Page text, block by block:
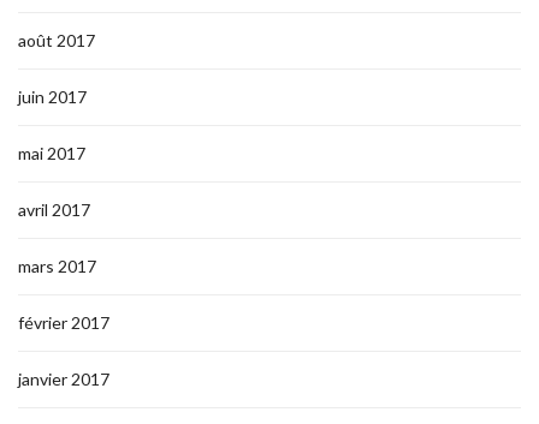
août 2017
juin 2017
mai 2017
avril 2017
mars 2017
février 2017
janvier 2017